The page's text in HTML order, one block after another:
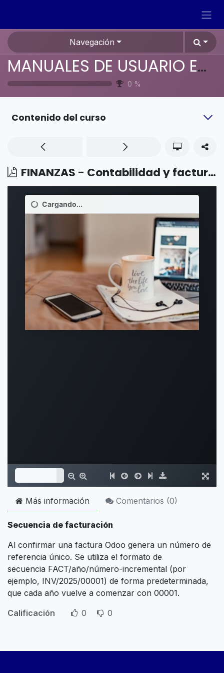
Navegación
MANUALES DE USUARIO EN ESPAÑOL ODOO 19
0 %
Contenido del curso
FINANZAS - Contabilidad y facturación - Secuencia de facturación
Más información Comentarios (0)
Secuencia de facturación
Al confirmar una factura Odoo genera un número de
referencia único. Se utiliza el formato de
secuencia FACT/año/número-incremental (por
ejemplo, INV/2025/00001) de forma predeterminada,
que cada año vuelve a comenzar con 00001.
Calificación
0 0